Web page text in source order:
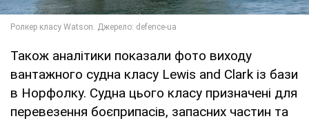
Також аналітики показали фото виходу
вантажного судна класу Lewis and Clark із бази
в Норфолку. Судна цього класу призначені для
перевезення боєприпасів, запасних частин та